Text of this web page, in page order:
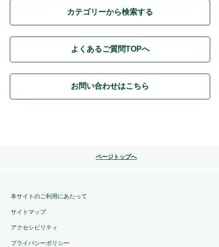
カテゴリーから検索する
よくあるご質問TOPへ
お問い合わせはこちら
ページトップへ
本サイトのご利用にあたって
サイトマップ
アクセシビリティ
プライバシーポリシー